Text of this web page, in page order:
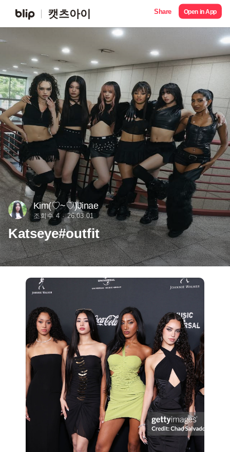
캣츠아이 Share Open in App
Kim(♡~♡)Jinae
조회수 4 26.03.01
Katseye#outfit